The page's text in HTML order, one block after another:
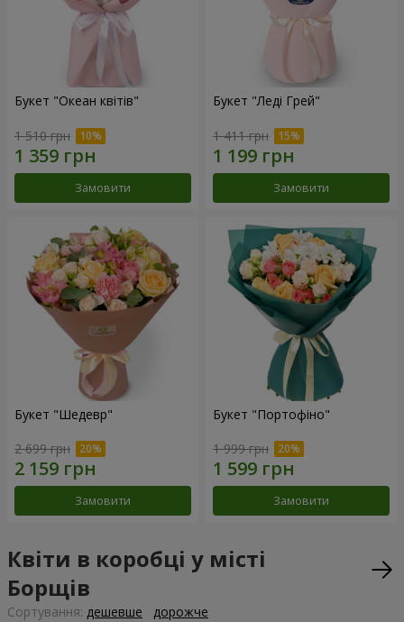
Букет "Океан квітів"
1 510 грн
Замовити
Букет "Леді Грей"
1 411 грн
Замовити
Букет "Шедевр"
2 699 грн
Замовити
Букет "Портофіно"
1 999 грн
Замовити
Квіти в коробці у місті
Борщів
Сортування: дешевше дорожче